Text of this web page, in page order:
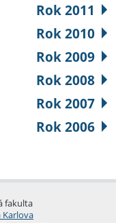
Rok 2011
Rok 2010
Rok 2009
Rok 2008
Rok 2007
Rok 2006
fakulta
Karlova